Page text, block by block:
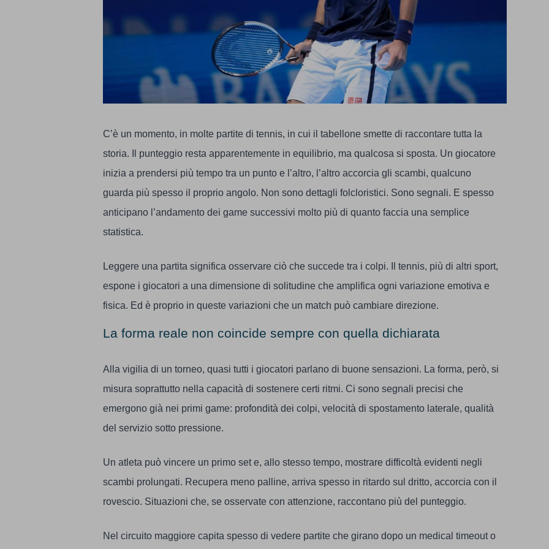
C’è un momento, in molte partite di tennis, in cui il tabellone smette di raccontare tutta la
storia. Il punteggio resta apparentemente in equilibrio, ma qualcosa si sposta. Un giocatore
inizia a prendersi più tempo tra un punto e l’altro, l’altro accorcia gli scambi, qualcuno
guarda più spesso il proprio angolo. Non sono dettagli folcloristici. Sono segnali. E spesso
anticipano l’andamento dei game successivi molto più di quanto faccia una semplice
statistica.
Leggere una partita significa osservare ciò che succede tra i colpi. Il tennis, più di altri sport,
espone i giocatori a una dimensione di solitudine che amplifica ogni variazione emotiva e
fisica. Ed è proprio in queste variazioni che un match può cambiare direzione.
La forma reale non coincide sempre con quella dichiarata
Alla vigilia di un torneo, quasi tutti i giocatori parlano di buone sensazioni. La forma, però, si
misura soprattutto nella capacità di sostenere certi ritmi. Ci sono segnali precisi che
emergono già nei primi game: profondità dei colpi, velocità di spostamento laterale, qualità
del servizio sotto pressione.
Un atleta può vincere un primo set e, allo stesso tempo, mostrare difficoltà evidenti negli
scambi prolungati. Recupera meno palline, arriva spesso in ritardo sul dritto, accorcia con il
rovescio. Situazioni che, se osservate con attenzione, raccontano più del punteggio.
Nel circuito maggiore capita spesso di vedere partite che girano dopo un medical timeout o